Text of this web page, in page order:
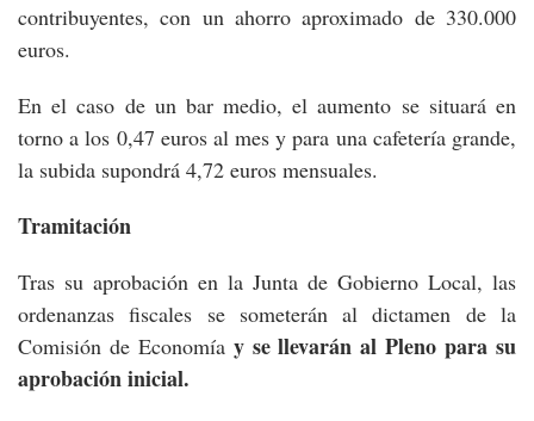
contribuyentes, con un ahorro aproximado de 330.000
euros.
En el caso de un bar medio, el aumento se situará en
torno a los 0,47 euros al mes y para una cafetería grande,
la subida supondrá 4,72 euros mensuales.
Tramitación
Tras su aprobación en la Junta de Gobierno Local, las
ordenanzas fiscales se someterán al dictamen de la
Comisión de Economía y se llevarán al Pleno para su
aprobación inicial.